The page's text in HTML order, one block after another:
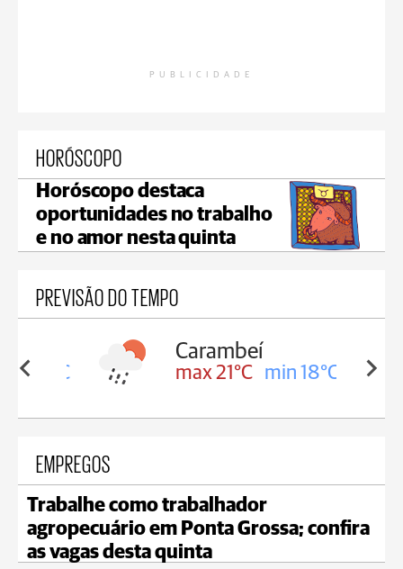
PUBLICIDADE
HORÓSCOPO
Horóscopo destaca
oportunidades no trabalho
e no amor nesta quinta
PREVISÃO DO TEMPO
18°C
Carambeí
max 21°C min 18°C
EMPREGOS
Trabalhe como trabalhador
agropecuário em Ponta Grossa; confira
as vagas desta quinta